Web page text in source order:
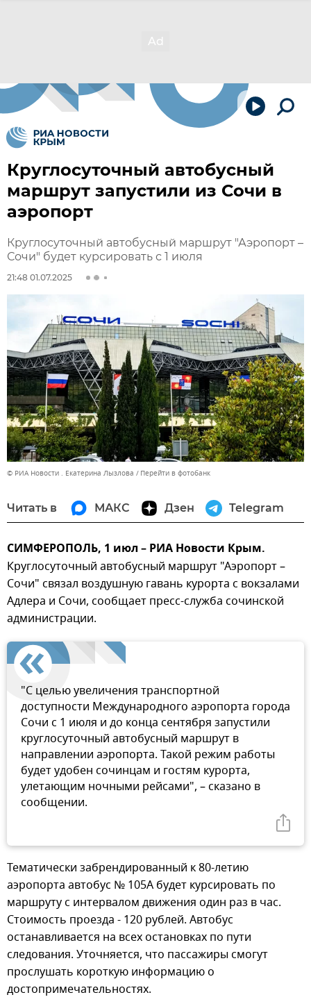
Круглосуточный автобусный
маршрут запустили из Сочи в
аэропорт
Круглосуточный автобусный маршрут "Аэропорт –
Сочи" будет курсировать с 1 июля
21:48 01.07.2025
© РИА Новости . Екатерина Лызлова Перейти в фотобанк
Читать в МАКС Дзен Telegram
СИМФЕРОПОЛЬ, 1 июл – РИА Новости Крым.
Круглосуточный автобусный маршрут "Аэропорт –
Сочи" связал воздушную гавань курорта с вокзалами
Адлера и Сочи, сообщает пресс-служба сочинской
администрации.
"С целью увеличения транспортной
доступности Международного аэропорта города
Сочи с 1 июля и до конца сентября запустили
круглосуточный автобусный маршрут в
направлении аэропорта. Такой режим работы
будет удобен сочинцам и гостям курорта,
улетающим ночными рейсами", – сказано в
сообщении.
Тематически забрендированный к 80-летию
аэропорта автобус № 105А будет курсировать по
маршруту с интервалом движения один раз в час.
Стоимость проезда - 120 рублей. Автобус
останавливается на всех остановках по пути
следования. Уточняется, что пассажиры смогут
прослушать короткую информацию о
достопримечательностях.